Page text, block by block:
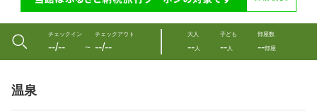
チェックイン
--/-- 〜
チェックアウト
--/--
大人
--人
子ども
--人
部屋数
--部屋
温泉